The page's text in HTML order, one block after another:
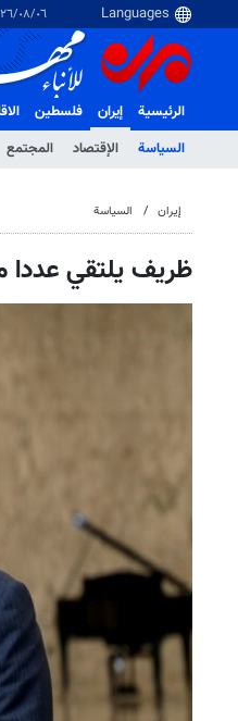
٠٦‏/٠٨‏/٢٠٢٦
الرئيسية
إيران
السياسة
الإقتصاد المجتمع
فلسطین
إيران السياسة
ظريف يلتقي عددا